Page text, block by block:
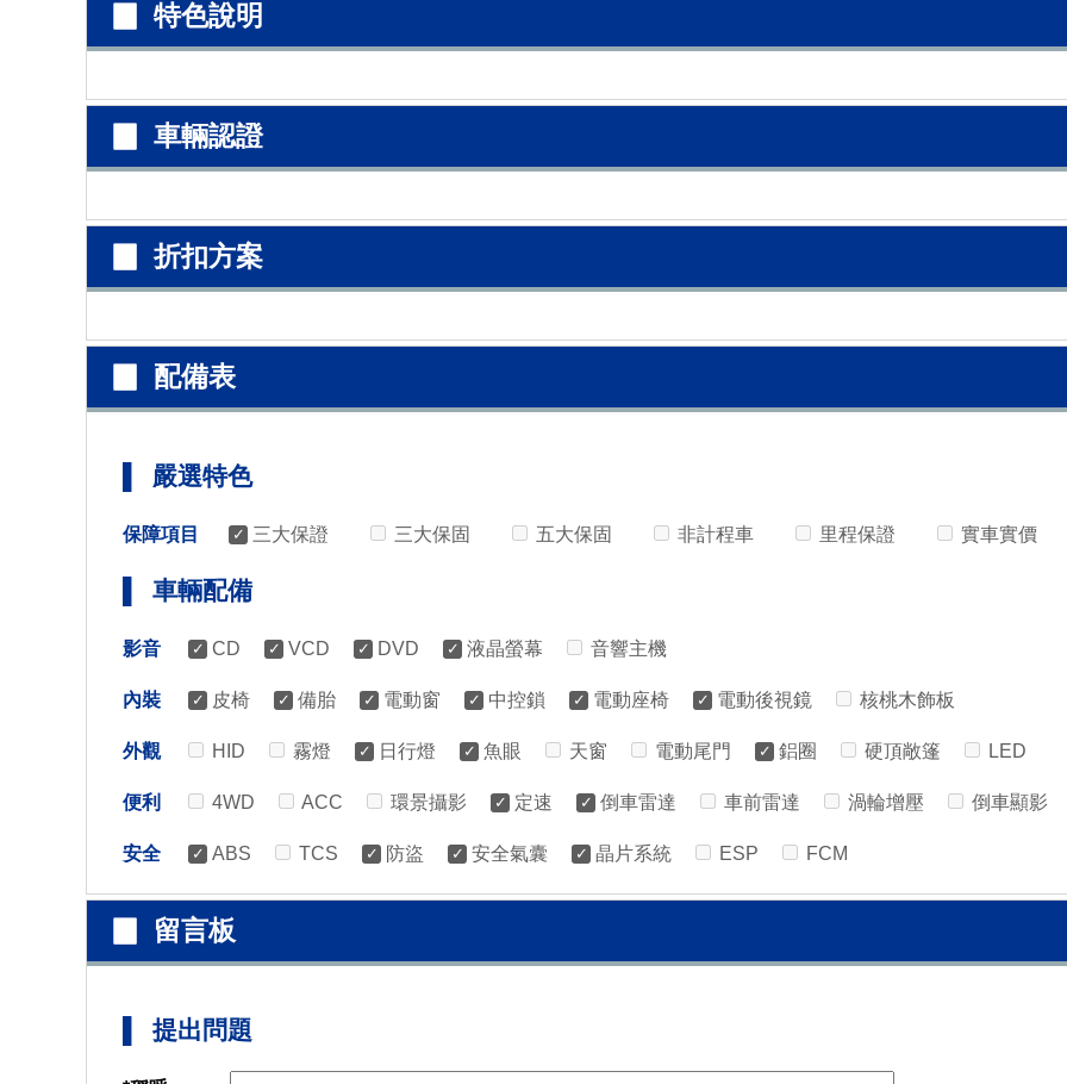
▉ 特色說明
▉ 車輛認證
▉ 折扣方案
▉ 配備表
▌ 嚴選特色
保障項目 三大保證 三大保固 五大保固 非計程車 里程保證 實車實價
▌ 車輛配備
影音 CD VCD DVD 液晶螢幕 音響主機
內裝 皮椅 備胎 電動窗 中控鎖 電動座椅 電動後視鏡 核桃木飾板
外觀 HID 霧燈 日行燈 魚眼 天窗 電動尾門 鋁圈 硬頂敞篷 LED
便利 4WD ACC 環景攝影 定速 倒車雷達 車前雷達 渦輪增壓 倒車顯影
安全 ABS TCS 防盜 安全氣囊 晶片系統 ESP FCM
▉ 留言板
▌ 提出問題